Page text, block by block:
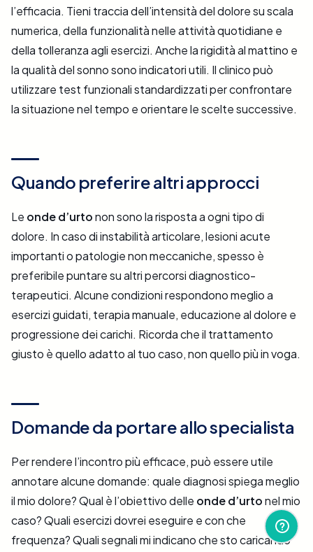
l’efficacia. Tieni traccia dell’intensità del dolore su scala
numerica, della funzionalità nelle attività quotidiane e
della tolleranza agli esercizi. Anche la rigidità al mattino e
la qualità del sonno sono indicatori utili. Il clinico può
utilizzare test funzionali standardizzati per confrontare
la situazione nel tempo e orientare le scelte successive.
Quando preferire altri approcci
Le onde d’urtonon sono la risposta a ogni tipo di
dolore. In caso di instabilità articolare, lesioni acute
importanti o patologie non meccaniche, spesso è
preferibile puntare su altri percorsi diagnostico-
terapeutici. Alcune condizioni respondono meglio a
esercizi guidati, terapia manuale, educazione al dolore e
progressione dei carichi. Ricorda che il trattamento
giusto è quello adatto al tuo caso, non quello più in voga.
Domande da portare allo specialista
Per rendere l’incontro più efficace, può essere utile
annotare alcune domande: quale diagnosi spiega meglio
il mio dolore? Qual è l’obiettivo delle onde d’urtonel mio
caso? Quali esercizi dovrei eseguire e con che
frequenza? Quali segnali mi indicano che sto caricando